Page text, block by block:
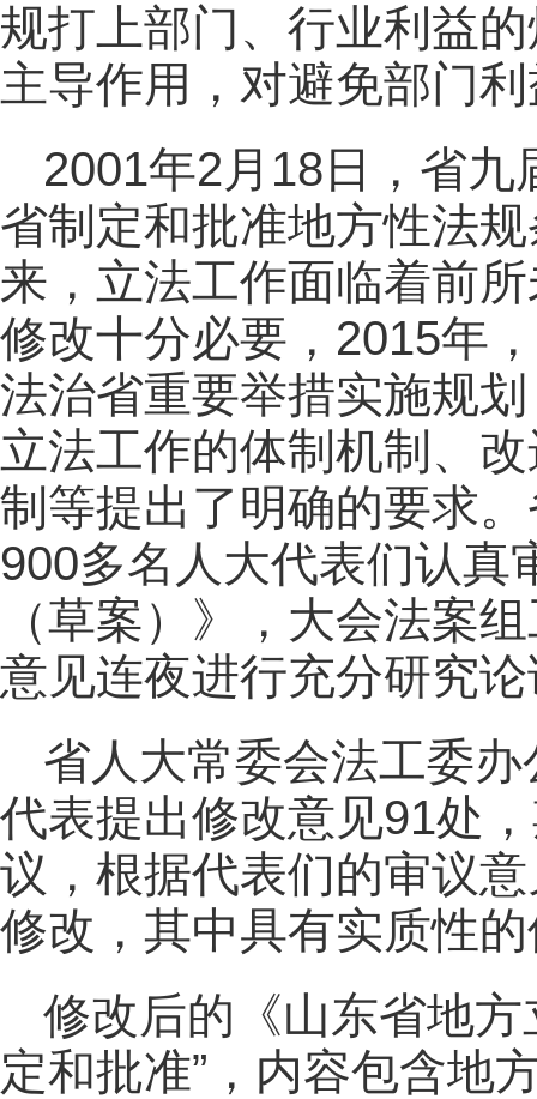
规打上部门、行业利益
主导作用，对避免部门
2001年2月18日，省
省制定和批准地方性法
来，立法工作面临着前
修改十分必要，2015年
法治省重要举措实施规
立法工作的体制机制、
制等提出了明确的要求
900多名人大代表们认真
（草案）》，大会法案
意见连夜进行充分研究
省人大常委会法工委
代表提出修改意见91处
议，根据代表们的审议
修改，其中具有实质性的
修改后的《山东省地
定和批准”，内容包含地